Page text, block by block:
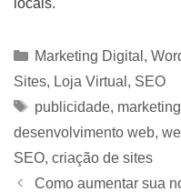
Categorias
Marketing Digital ,
Sites, Loja Virtual , SEO
Tags
publicidade,
desenvolvimento web,
SEO, criação de sites
Como aumentar sua